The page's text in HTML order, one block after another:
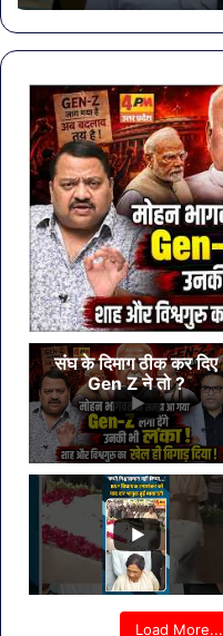
की
पहली
बैठक,
का
बड़ा
कदम
संघ के दिमाग ठीक कर दिए
Gen Z ने तो ?
Load More...